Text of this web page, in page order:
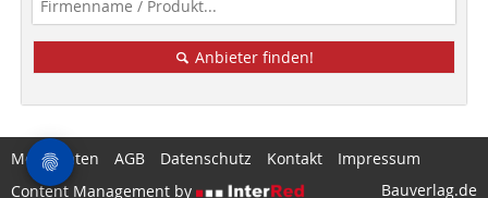
Anbieter finden!
Mediadaten AGB Datenschutz Kontakt
Impressum
Content Management by
Bauverlag.de